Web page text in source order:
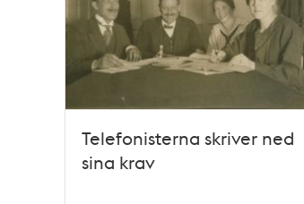
Telefonisterna skriver ned
sina krav